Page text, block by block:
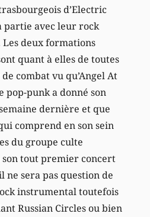
d’Electric
partie avec leur rock
deux formations
quant à elles de toutes
combat vu qu’Angel At
pop-punk a donné son
dernière et que
comprend en son sein
du groupe culte
son tout premier concert
ne sera pas question de
instrumental toutefois
Russian Circles ou bien